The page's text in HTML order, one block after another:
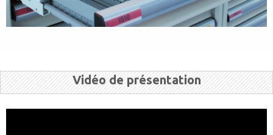
Vidéo de présentation